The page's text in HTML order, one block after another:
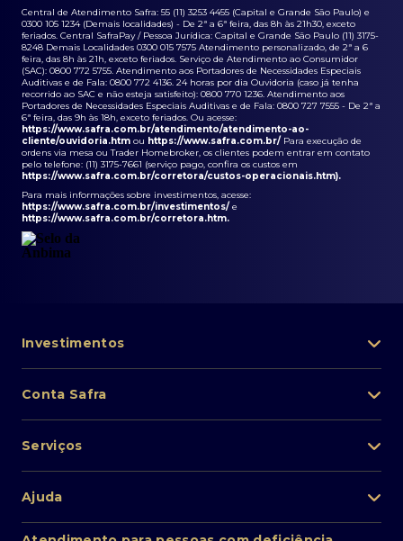
Central de Atendimento Safra: 55 (11) 3253 4455 (Capital e Grande São Paulo) e
0300 105 1234 (Demais localidades) - De 2ª a 6ª feira, das 8h às 21h30, exceto
feriados. Central SafraPay / Pessoa Jurídica: Capital e Grande São Paulo (11) 3175-
8248 Demais Localidades 0300 015 7575 Atendimento personalizado, de 2ª a 6
feira, das 8h às 21h, exceto feriados. Serviço de Atendimento ao Consumidor
(SAC): 0800 772 5755. Atendimento aos Portadores de Necessidades Especiais
Auditivas e de Fala: 0800 772 4136. 24 horas por dia Ouvidoria (caso já tenha
recorrido ao SAC e não esteja satisfeito): 0800 770 1236. Atendimento aos
Portadores de Necessidades Especiais Auditivas e de Fala: 0800 727 7555 - De 2ª a
6ª feira, das 9h às 18h, exceto feriados. Ou acesse:
https://www.safra.com.br/atendimento/atendimento-ao-
cliente/ouvidoria.htm ou https://www.safra.com.br/ Para execução de
ordens via mesa ou Trader Homebroker, os clientes podem entrar em contato
pelo telefone: (11) 3175-7661 (serviço pago, confira os custos em
https://www.safra.com.br/corretora/custos-operacionais.htm).
Para mais informações sobre investimentos, acesse:
https://www.safra.com.br/investimentos/ e
https://www.safra.com.br/corretora.htm.
Investimentos
Lista de fundos de investimento
Private Banking
Renda fixa
Conta Safra
Pessoa Física
Cartões
Empréstimos e financiamentos
Serviços
Perda/roubo de celular
Ajuda
Atendimento ao cliente